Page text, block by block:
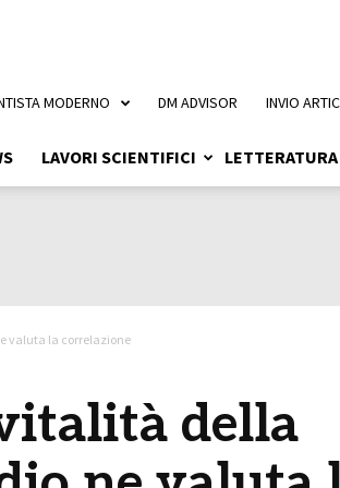
LAVORI SCIENTIFICI LETTERATURA
MODERNO DM ADVISOR INVIO
valuta la correlazione
della